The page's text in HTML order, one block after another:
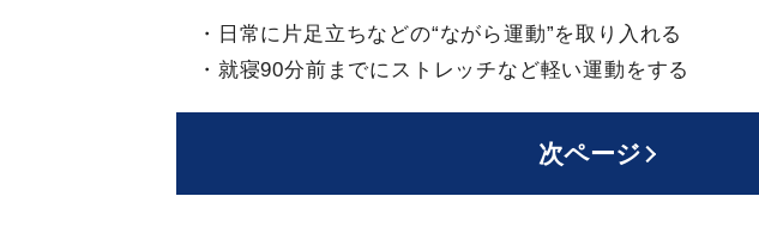
・日常に片足立ちなどの“ながら運動”を取り入れる
・就寝90分前までにストレッチなど軽い運動をする
次ページ